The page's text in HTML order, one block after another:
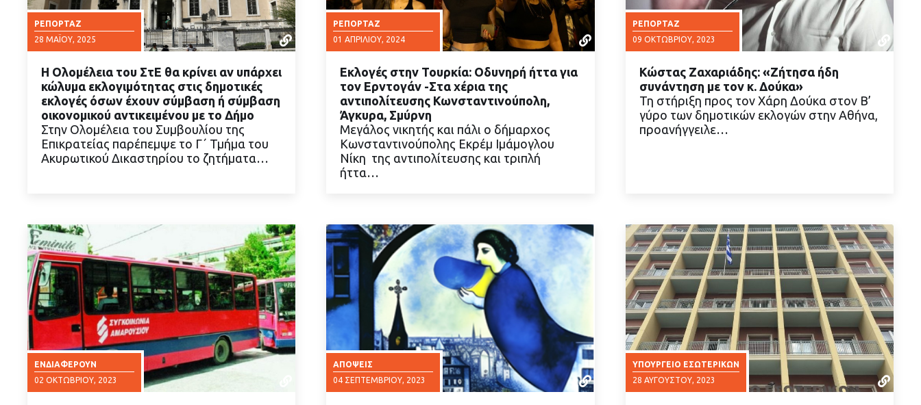
ΡΕΠΟΡΤΆΖ
28 ΜΑΪ́ΟΥ, 2025
ΔΙΑΒΑΣΤΕ ΠΕΡΙΣΣΟΤΕΡΑ
Η Ολομέλεια του ΣτΕ θα κρίνει αν υπάρχει
κώλυμα εκλογιμότητας στις δημοτικές
εκλογές όσων έχουν σύμβαση ή σύμβαση
οικονομικού αντικειμένου με το Δήμο
Στην Ολομέλεια του Συμβουλίου της
Επικρατείας παρέπεμψε το Γ΄ Τμήμα του
Ακυρωτικού Δικαστηρίου το ζητήματα…
ΡΕΠΟΡΤΆΖ
01 ΑΠΡΙΛΊΟΥ, 2024
ΔΙΑΒΑΣΤΕ ΠΕΡΙΣΣΟΤΕΡΑ
Εκλογές στην Τουρκία: Οδυνηρή ήττα για
τον Ερντογάν -Στα χέρια της
αντιπολίτευσης Κωνσταντινούπολη,
Άγκυρα, Σμύρνη
Μεγάλος νικητής και πάλι ο δήμαρχος
Κωνσταντινούπολης Εκρέμ Ιμάμογλου
Νίκη της αντιπολίτευσης και τριπλή
ήττα…
ΡΕΠΟΡΤΆΖ
09 ΟΚΤΩΒΡΊΟΥ, 2023
ΔΙΑΒΑΣΤΕ ΠΕΡΙΣΣΟΤΕΡΑ
Κώστας Ζαχαριάδης: «Ζήτησα ήδη
συνάντηση με τον κ. Δούκα»
Τη στήριξη προς τον Χάρη Δούκα στον Β’
γύρο των δημοτικών εκλογών στην Αθήνα,
προανήγγειλε…
ΕΝΔΙΑΦΈΡΟΥΝ
02 ΟΚΤΩΒΡΊΟΥ, 2023
ΑΠΌΨΕΙΣ
04 ΣΕΠΤΕΜΒΡΊΟΥ, 2023
ΥΠΟΥΡΓΕΊΟ ΕΣΩΤΕΡΙΚΏΝ
28 ΑΥΓΟΎΣΤΟΥ, 2023